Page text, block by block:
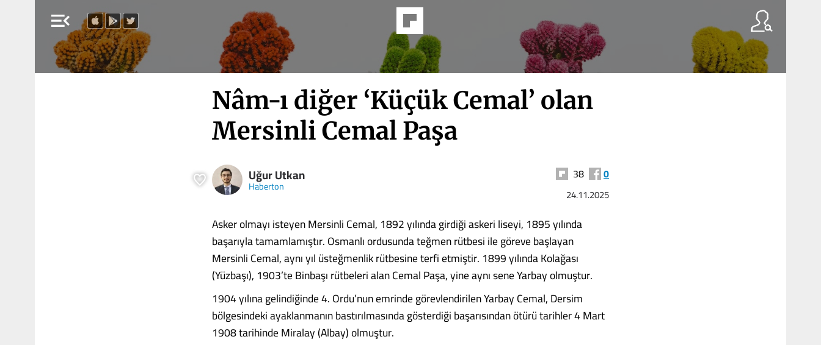
menu_open
Nâm-ı diğer ‘Küçük Cemal’ olan
Mersinli Cemal Paşa
Uğur Utkan
Haberton
38 0
24.11.2025
Asker olmayı isteyen Mersinli Cemal, 1892 yılında girdiği askeri liseyi, 1895 yılında
başarıyla tamamlamıştır. Osmanlı ordusunda teğmen rütbesi ile göreve başlayan
Mersinli Cemal, aynı yıl üsteğmenlik rütbesine terfi etmiştir. 1899 yılında Kolağası
(Yüzbaşı), 1903’te Binbaşı rütbeleri alan Cemal Paşa, yine aynı sene Yarbay olmuştur.
1904 yılına gelindiğinde 4. Ordu’nun emrinde görevlendirilen Yarbay Cemal, Dersim
bölgesindeki ayaklanmanın bastırılmasında gösterdiği başarısından ötürü tarihler 4 Mart
1908 tarihinde Miralay (Albay) olmuştur.